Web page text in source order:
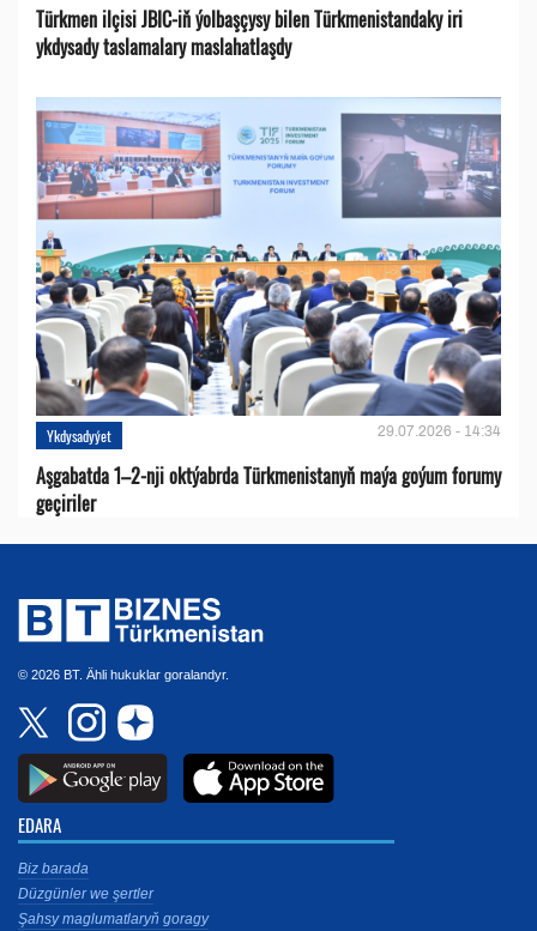
Türkmen ilçisi JBIC-iň ýolbaşçysy bilen Türkmenistandaky iri
ykdysady taslamalary maslahatlaşdy
Ykdysadyýet 29.07.2026 - 14:34
Aşgabatda 1–2-nji oktýabrda Türkmenistanyň maýa goýum forumy
geçiriler
© 2026 BT. Ähli hukuklar goralandyr.
EDARA
Biz barada
Düzgünler we şertler
Şahsy maglumatlaryň goragy